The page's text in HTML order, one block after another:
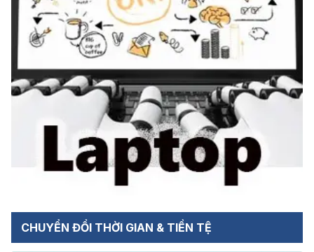
CHUYỂN ĐỔI THỜI GIAN & TIỀN TỆ